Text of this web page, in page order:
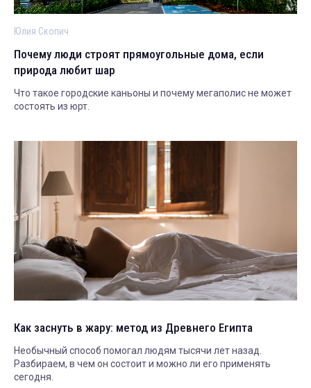
Юлия Скопич
Почему люди строят прямоугольные дома, если
природа любит шар
Что такое городские каньоны и почему мегаполис не может
состоять из юрт.
Как заснуть в жару: метод из Древнего Египта
Необычный способ помогал людям тысячи лет назад.
Разбираем, в чем он состоит и можно ли его применять
сегодня.